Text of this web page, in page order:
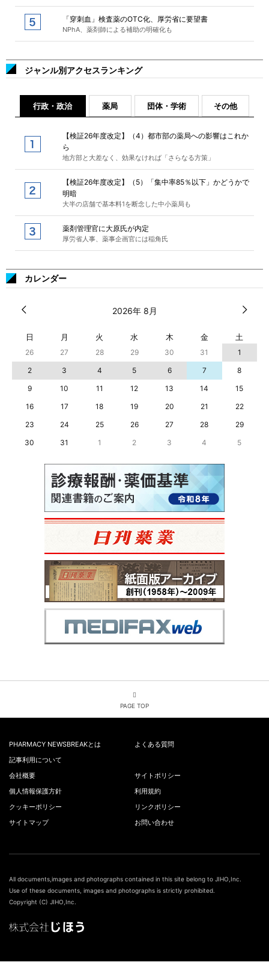
「穿刺血」検査薬のOTC化、厚労省に要望書
NPhA、薬剤師による補助の明確化も
ジャンル別アクセスランキング
行政・政治 薬局 団体・学術 その他
【検証26年度改定】（4）都市部の薬局への影響はこれか
ら
地方部と大差なく、効果なければ「さらなる方策」
【検証26年度改定】（5）「集中率85％以下」かどうかで
明暗
大半の店舗で基本料1を断念した中小薬局も
薬剤管理官に大原氏が内定
厚労省人事、薬事企画官には稲角氏
カレンダー
2026年 8月
日 月 火 水 木 金 土
26 27 28 29 30 31
1
2
3 4 5 6 7
8
9
10 11 12 13 14
15
16
17 18 19 20 21
22
23
24 25 26 27 28
29
30
31 1 2 3 4 5
PAGE TOP
PHARMACY NEWSBREAKとは
よくある質問
記事利用について
会社概要
サイトポリシー
個人情報保護方針
利用規約
クッキーポリシー
リンクポリシー
サイトマップ
お問い合わせ
All documents,images and photographs contained in this site belong to JIHO,Inc.
Use of these documents, images and photographs is strictly prohibited.
Copyright (C) JIHO,Inc.